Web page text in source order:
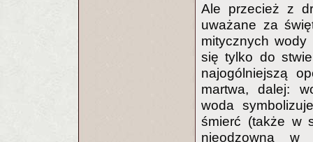
Ale przecież z
uważane za
mitycznych
się tylko do
najogólniejszą
martwa, dalej:
woda
śmierć (także w
nieodzowna w